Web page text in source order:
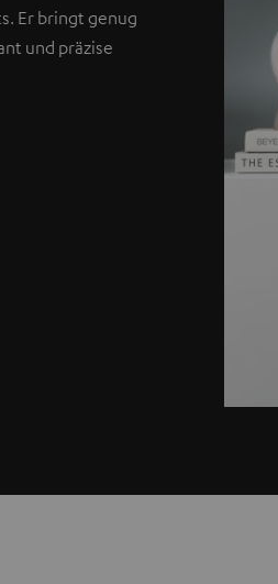
Er bringt genug
und präzise